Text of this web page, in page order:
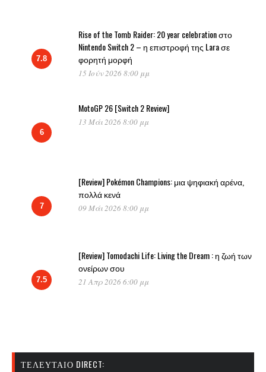
7.8
Rise of the Tomb Raider: 20 year celebration στο
Nintendo Switch 2 – η επιστροφή της Lara σε
φορητή μορφή
15 Ιούν 2026 8:00 μμ
6
MotoGP 26 [Switch 2 Review]
13 Μάι 2026 8:00 μμ
7
[Review] Pokémon Champions: μια ψηφιακή αρένα,
πολλά κενά
09 Μάι 2026 8:00 μμ
7.5
[Review] Tomodachi Life: Living the Dream : η ζωή των
ονείρων σου
21 Απρ 2026 6:00 μμ
ΤΕΛΕΥΤΑΊΟ DIRECT: